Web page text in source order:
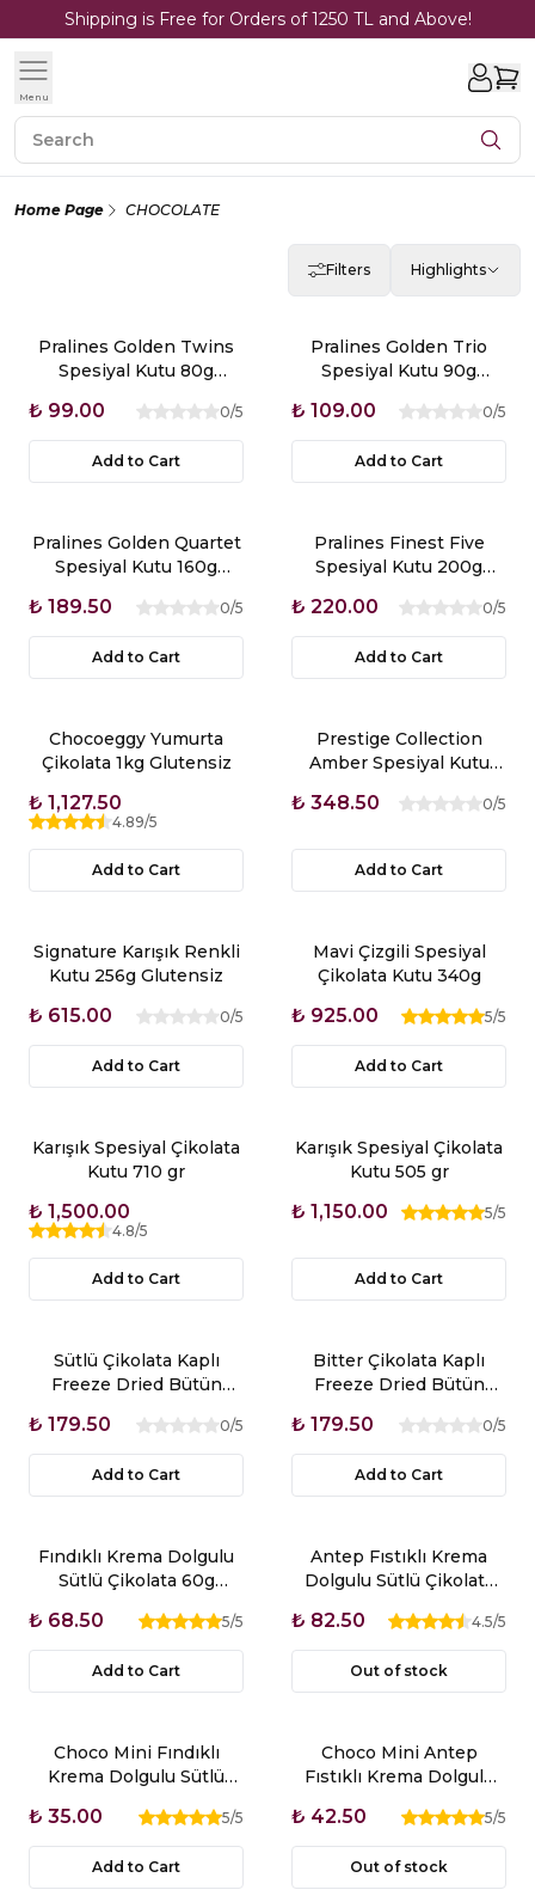
Shipping is Free for Orders of 1250 TL and Above!
Menu
Home Page CHOCOLATE
Filters Highlights
Pralines Golden Twins
Spesiyal Kutu 80g
₺ 99.00 0/5
Add to Cart
Pralines Golden Trio
Spesiyal Kutu 90g
₺ 109.00 0/5
Add to Cart
Pralines Golden Quartet
Spesiyal Kutu 160g
₺ 189.50 0/5
Add to Cart
Pralines Finest Five
Spesiyal Kutu 200g
₺ 220.00 0/5
Add to Cart
Chocoeggy Yumurta
Çikolata 1kg Glutensiz
₺ 1,127.50
4.89/5
Add to Cart
Prestige Collection
Amber Spesiyal Kutu
₺ 348.50 0/5
Add to Cart
Signature Karışık Renkli
Kutu 256g Glutensiz
₺ 615.00 0/5
Add to Cart
Mavi Çizgili Spesiyal
Çikolata Kutu 340g
₺ 925.00 5/5
Add to Cart
Karışık Spesiyal Çikolata
Kutu 710 gr
₺ 1,500.00
4.8/5
Add to Cart
Karışık Spesiyal Çikolata
Kutu 505 gr
₺ 1,150.00 5/5
Add to Cart
Sütlü Çikolata Kaplı
Freeze Dried Bütün
₺ 179.50 0/5
Add to Cart
Bitter Çikolata Kaplı
Freeze Dried Bütün
₺ 179.50 0/5
Add to Cart
Fındıklı Krema Dolgulu
Sütlü Çikolata 60g
₺ 68.50 5/5
Add to Cart
Antep Fıstıklı Krema
Dolgulu Sütlü Çikolata
₺ 82.50 4.5/5
Out of stock
Choco Mini Fındıklı
Krema Dolgulu Sütlü
₺ 35.00 5/5
Add to Cart
Choco Mini Antep
Fıstıklı Krema Dolgulu
Glutensiz
₺ 42.50 5/5
Out of stock